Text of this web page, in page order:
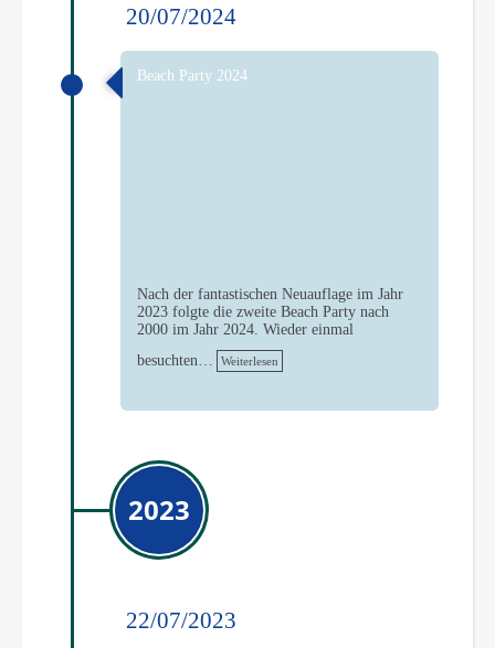
20/07/2024
Beach Party 2024
Nach der fantastischen Neuauflage im Jahr
2023 folgte die zweite Beach Party nach
2000 im Jahr 2024. Wieder einmal
besuchten…
Weiterlesen
2023
22/07/2023